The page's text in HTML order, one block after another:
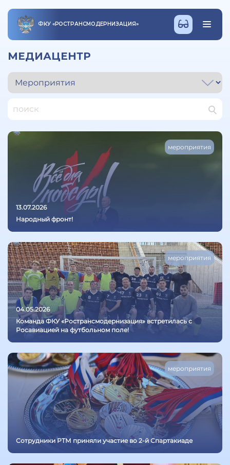
ФКУ «РОСТРАНСМОДЕРНИЗАЦИЯ»
МЕДИАЦЕНТР
мероприятия
13.07.2026
Народный фронт!
мероприятия
04.05.2026
Команда ФКУ «Ространсмодернизация» встретилась с
Росавиацией на футбольном поле!
мероприятия
Сотрудники РТМ приняли участие во 2-й Спартакиаде